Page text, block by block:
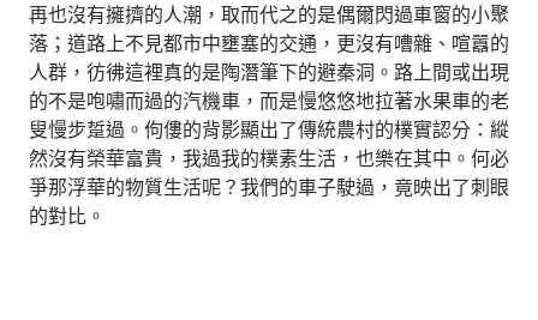
再也沒有擁擠的人潮，取而代之的是偶爾閃過車窗的小聚
落；道路上不見都市中壅塞的交通，更沒有嘈雜、喧囂的
人群，彷彿這裡真的是陶潛筆下的避秦洞。路上間或出現
的不是咆嘯而過的汽機車，而是慢悠悠地拉著水果車的老
叟慢步踅過。佝僂的背影顯出了傳統農村的樸實認分：縱
然沒有榮華富貴，我過我的樸素生活，也樂在其中。何必
爭那浮華的物質生活呢？我們的車子駛過，竟映出了刺眼
的對比。